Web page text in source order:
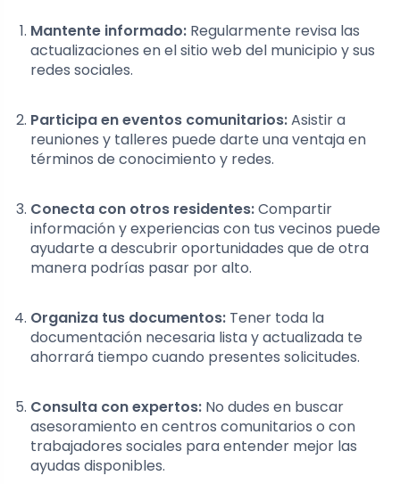
Mantente informado: Regularmente revisa las
actualizaciones en el sitio web del municipio y sus
redes sociales.
Participa en eventos comunitarios:Asistir a
reuniones y talleres puede darte una ventaja en
términos de conocimiento y redes.
Conecta con otros residentes:Compartir
información y experiencias con tus vecinos puede
ayudarte a descubrir oportunidades que de otra
manera podrías pasar por alto.
Organiza tus documentos: Tener toda la
documentación necesaria lista y actualizada te
ahorrará tiempo cuando presentes solicitudes.
Consulta con expertos: No dudes en buscar
asesoramiento en centros comunitarios o con
trabajadores sociales para entender mejor las
ayudas disponibles.